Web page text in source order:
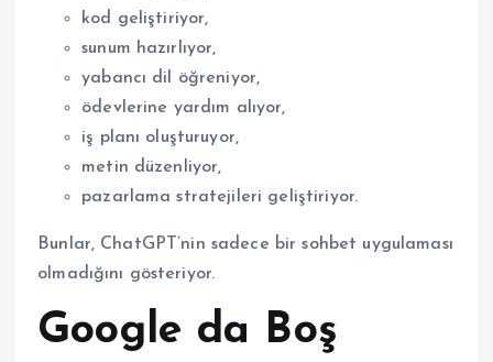
kod geliştiriyor,
sunum hazırlıyor,
yabancı dil öğreniyor,
ödevlerine yardım alıyor,
iş planı oluşturuyor,
metin düzenliyor,
pazarlama stratejileri geliştiriyor.
Bunlar, ChatGPT’nin sadece bir sohbet uygulaması
olmadığını gösteriyor.
Google da Boş